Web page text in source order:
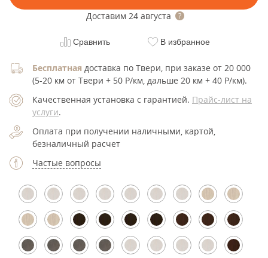
Доставим 24 августа
Сравнить В избранное
Бесплатная доставка по Твери, при заказе от 20 000
(5-20 км от Твери + 50 Р/км, дальше 20 км + 40 Р/км).
Качественная установка с гарантией. Прайс-лист на
услуги.
Оплата при получении наличными, картой,
безналичный расчет
Частые вопросы